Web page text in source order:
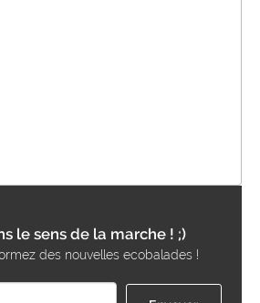
le sens de la marche ! ;)
des nouvelles ecobalades !